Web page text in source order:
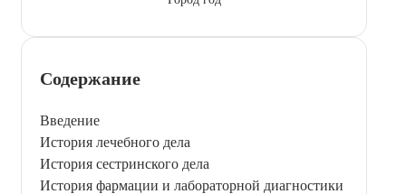
Содержание
Введение
История лечебного дела
История сестринского дела
История фармации и лабораторной диагностики